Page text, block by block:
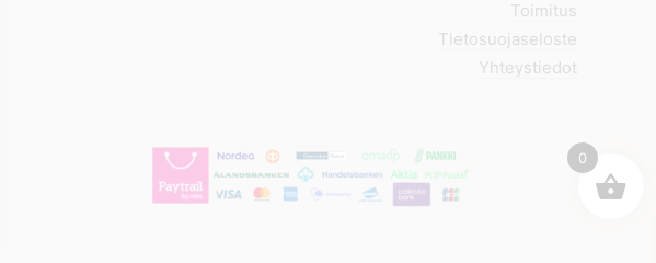
0
Toimitus
Tietosuojaseloste
Yhteystiedot